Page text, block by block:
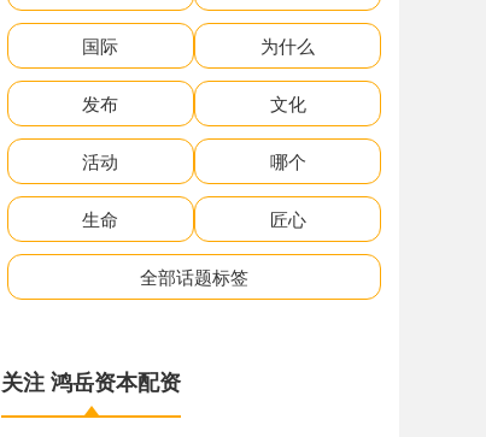
国际 为什么
发布 文化
活动 哪个
生命 匠心
全部话题标签
关注 鸿岳资本配资